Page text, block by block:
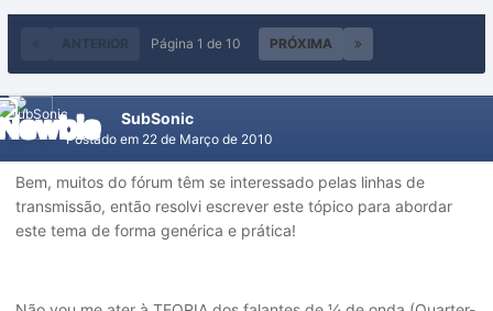
ANTERIOR PRÓXIMA
Página 1 de 10
SubSonic
Postado em 22 de Março de 2010
Bem, muitos do fórum têm se interessado pelas linhas de
transmissão, então resolvi escrever este tópico para abordar
este tema de forma genérica e prática!